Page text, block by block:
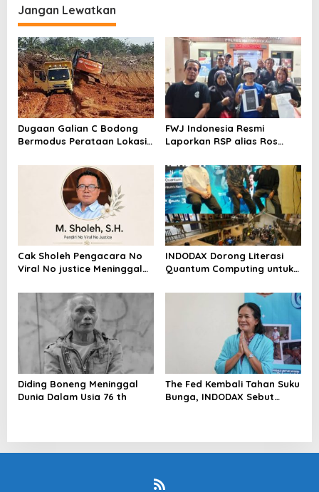
Jangan Lewatkan
Dugaan Galian C Bodong
Bermodus Perataan Lokasi
Riau Akan Tinjauan Lokasi
FWJ Indonesia Resmi
Laporkan RSP alias Ros
Cak Sholeh Pengacara No
Viral No justice Meninggal
INDODAX Dorong Literasi
Quantum Computing untuk
Blockchain
Diding Boneng Meninggal
Dunia Dalam Usia 76 th
The Fed Kembali Tahan Suku
Bunga, INDODAX Sebut